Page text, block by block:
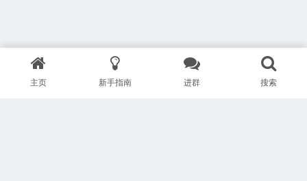
主页 新手指南 进群 搜索